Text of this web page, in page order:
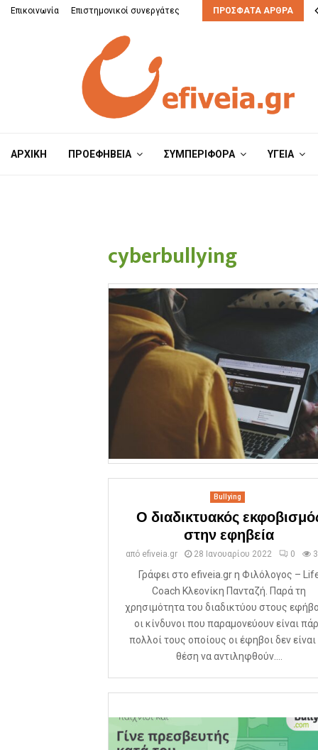
Επικοινωνία Επιστημονικοί συνεργάτες ΠΡΌΣΦΑΤΑ ΆΡΘΡΑ
ΑΡΧΙΚΗ ΠΡΟΕΦΗΒΕΙΑ ΣΥΜΠΕΡΙΦΟΡΑ ΥΓΕΙΑ
cyberbullying
Bullying
Ο διαδικτυακός
στην εφηβεία
από efiveia.gr 28 Ιανουαρίου 2022 0
Γράφει στο efiveia.gr η Φιλόλογος –
Coach Κλεονίκη Πανταζή. Παρά τη
χρησιμότητα του διαδικτύου στους
οι κίνδυνοι που παραμονεύουν είναι
πολλοί τους οποίους οι έφηβοι δεν είναι
θέση να αντιληφθούν....